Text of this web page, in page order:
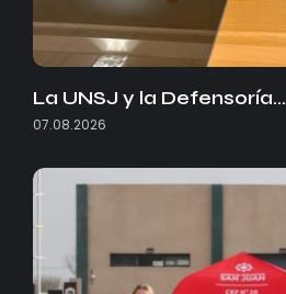
La UNSJ y la Defensoría…
07.08.2026